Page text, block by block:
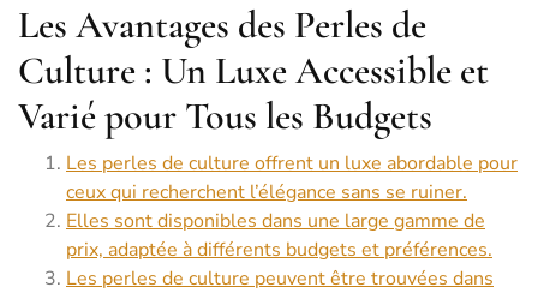
Les Avantages des Perles de
Culture : Un Luxe Accessible et
Varié pour Tous les Budgets
Les perles de culture offrent un luxe abordable pour
ceux qui recherchent l’élégance sans se ruiner.
Elles sont disponibles dans une large gamme de
prix, adaptée à différents budgets et préférences.
Les perles de culture peuvent être trouvées dans